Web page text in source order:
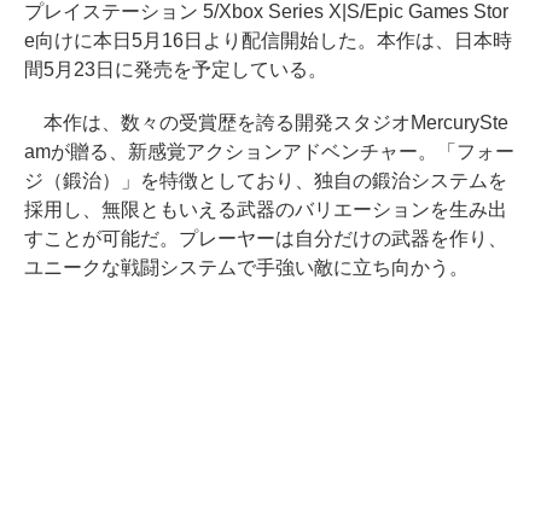
プレイステーション 5/Xbox Series X|S/Epic Games Stor
e向けに本日5月16日より配信開始した。本作は、日本時
間5月23日に発売を予定している。
本作は、数々の受賞歴を誇る開発スタジオMercurySte
amが贈る、新感覚アクションアドベンチャー。「フォー
ジ（鍛治）」を特徴としており、独自の鍛治システムを
採用し、無限ともいえる武器のバリエーションを生み出
すことが可能だ。プレーヤーは自分だけの武器を作り、
ユニークな戦闘システムで手強い敵に立ち向かう。